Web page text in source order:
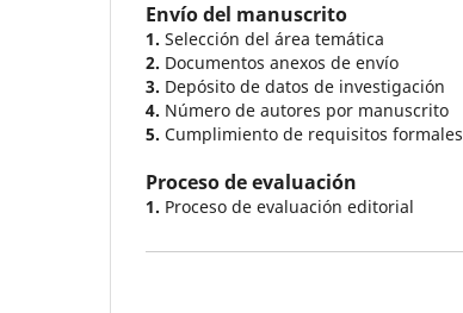
Envío del manuscrito
1. Selección del área temática
2. Documentos anexos de envío
3. Depósito de datos de investigación
4. Número de autores por manuscrito
5. Cumplimiento de requisitos formales
Proceso de evaluación
1. Proceso de evaluación editorial